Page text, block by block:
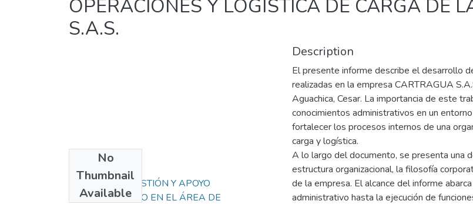
OPERACIONES Y LOGÍSTICA DE CARGA DE
S.A.S.
No
Thumbnail
Available
INFORME DE GESTIÓN Y APOYO
ADMINISTRATIVO EN EL ÁREA DE
Description
El presente informe describe el desarrollo
realizadas en la empresa CARTRAGUA
Aguachica, Cesar. La importancia de este
conocimientos administrativos en un
fortalecer los procesos internos de una
carga y logística.
A lo largo del documento, se presenta una
estructura organizacional, la filosofía
de la empresa. El alcance del informe
administrativo hasta la ejecución de